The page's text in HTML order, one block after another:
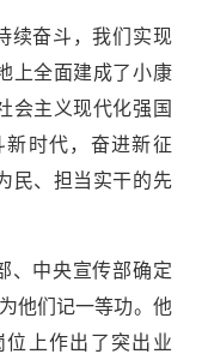
续奋斗，我们实现
上全面建成了小康
会主义现代化强国
时代，奋进新征
民、担当实干的先
、中央宣传部确定
他们记一等功。他
上作出了突出业